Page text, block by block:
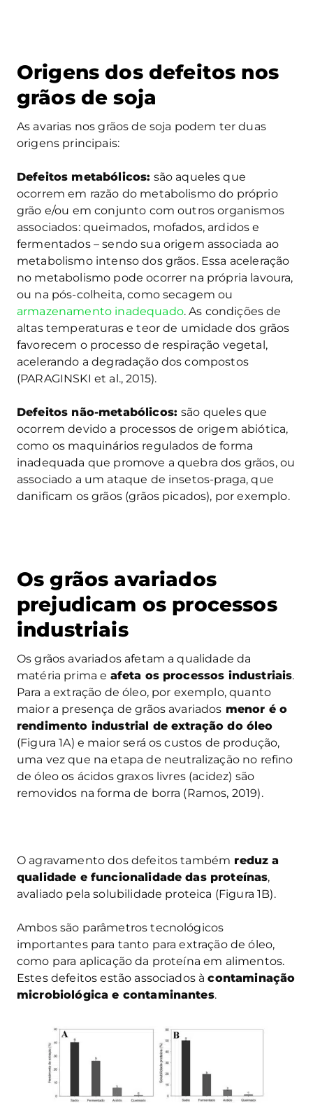
Origens dos defeitos nos
grãos de soja
As avarias nos grãos de soja podem ter duas
origens principais:
Defeitos metabólicos: são aqueles que
ocorrem em razão do metabolismo do próprio
grão e/ou em conjunto com outros organismos
associados: queimados, mofados, ardidos e
fermentados – sendo sua origem associada ao
metabolismo intenso dos grãos. Essa aceleração
no metabolismo pode ocorrer na própria lavoura,
ou na pós-colheita, como secagem ou
armazenamento inadequado. As condições de
altas temperaturas e teor de umidade dos grãos
favorecem o processo de respiração vegetal,
acelerando a degradação dos compostos
(PARAGINSKI et al., 2015).
Defeitos não-metabólicos:são queles que
ocorrem devido a processos de origem abiótica,
como os maquinários regulados de forma
inadequada que promove a quebra dos grãos, ou
associado a um ataque de insetos-praga, que
danificam os grãos (grãos picados), por exemplo.
Os grãos avariados
prejudicam os processos
industriais
Os grãos avariados afetam a qualidade da
matéria prima e afeta os processos industriais.
Para a extração de óleo, por exemplo, quanto
maior a presença de grãos avariados menor é o
rendimento industrial de extração do óleo
(Figura 1A) e maior será os custos de produção,
uma vez que na etapa de neutralização no refino
de óleo os ácidos graxos livres (acidez) são
removidos na forma de borra (Ramos, 2019).
O agravamento dos defeitos também reduz a
qualidade e funcionalidade das proteínas,
avaliado pela solubilidade proteica (Figura 1B).
Ambos são parâmetros tecnológicos
importantes para tanto para extração de óleo,
como para aplicação da proteína em alimentos.
Estes defeitos estão associados àcontaminação
microbiológica e contaminantes.